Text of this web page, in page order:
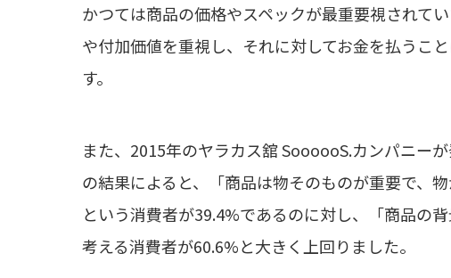
かつては商品の価格やスペックが最重要視されて
や付加価値を重視し、それに対してお金を払うこ
す。
また、2015年のヤラカス舘 SoooooS.カンパニー
の結果によると、「商品は物そのものが重要で、
という消費者が39.4%であるのに対し、「商品の
考える消費者が60.6%と大きく上回りました。